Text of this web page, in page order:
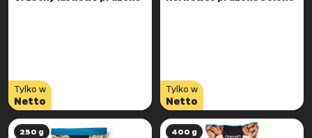
Tylko w
Netto
Tylko w
Netto
250 g 400 g